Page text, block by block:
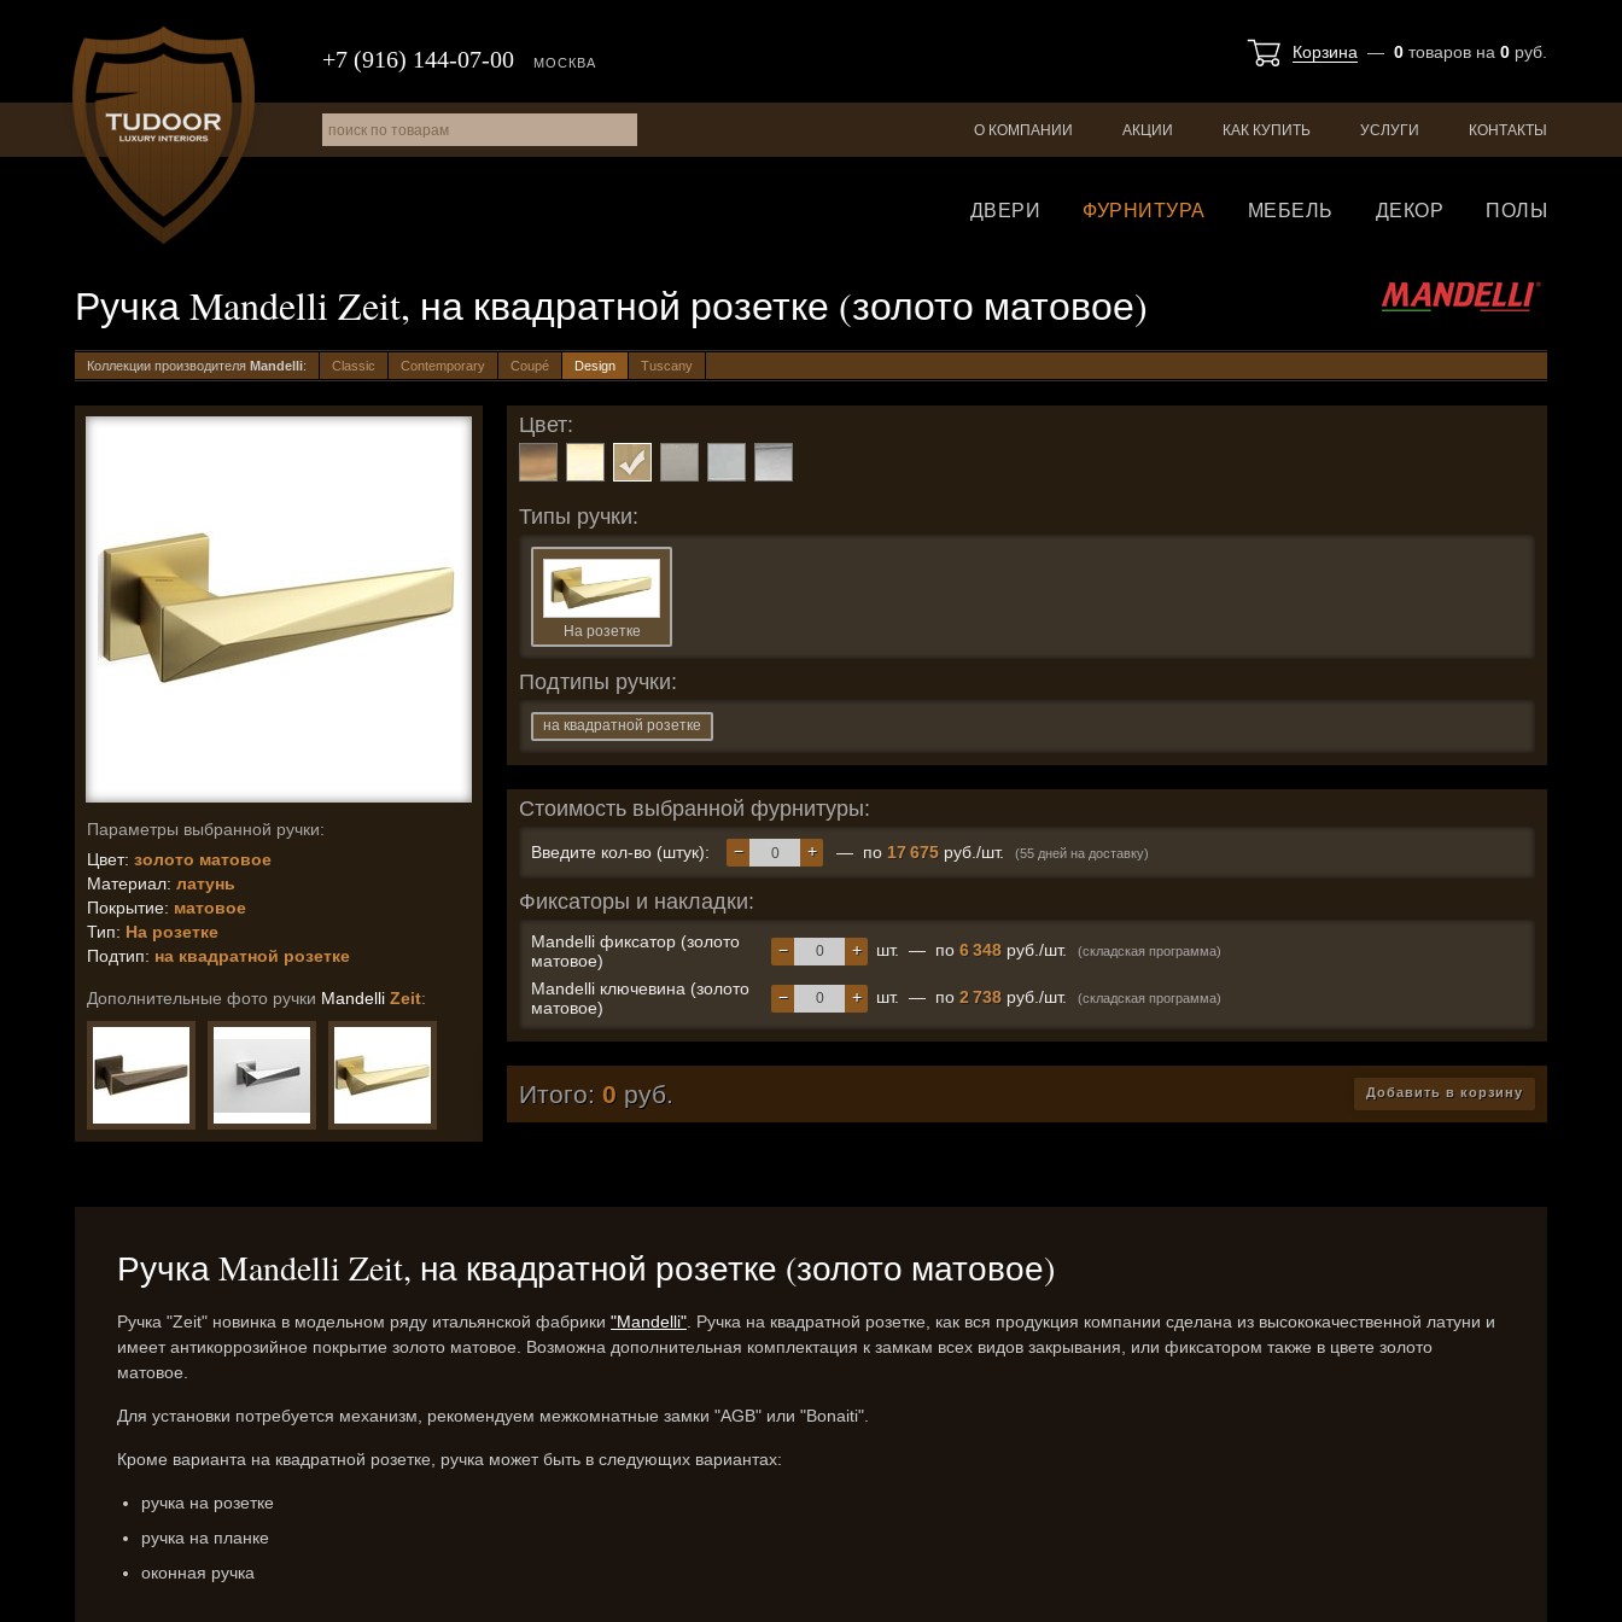
Корзина — 0 товаров на 0 руб.
+7 (916) 144-07-00 МОСКВА
О КОМПАНИИ АКЦИИ КАК КУПИТЬ УСЛУГИ КОНТАКТЫ
ДВЕРИ ФУРНИТУРА МЕБЕЛЬ ДЕКОР ПОЛЫ
Ручка Mandelli Zeit, на квадратной розетке (золото матовое)
Коллекции производителя Mandelli: Classic Contemporary Coupé Design Tuscany
Параметры выбранной ручки:
Цвет: золото матовое
Материал: латунь
Покрытие: матовое
Тип: На розетке
Подтип: на квадратной розетке
Дополнительные фото ручки Mandelli Zeit:
Цвет:
Типы ручки:
На розетке
Подтипы ручки:
на квадратной розетке
Стоимость выбранной фурнитуры:
Введите кол-во (штук): +
− — по 17 675 руб./шт. (55 дней на доставку)
Фиксаторы и накладки:
Mandelli фиксатор (золото
матовое)
+
− шт. — по 6 348 руб./шт. (складская программа)
Mandelli ключевина (золото
матовое)
+
− шт. — по 2 738 руб./шт. (складская программа)
Итого: 0 руб. Добавить в корзину
Ручка Mandelli Zeit, на квадратной розетке (золото матовое)
Ручка "Zeit" новинка в модельном ряду итальянской фабрики "Mandelli" . Ручка на квадратной розетке, как вся продукция компании сделана из высококачественной латуни и
имеет антикоррозийное покрытие золото матовое. Возможна дополнительная комплектация к замкам всех видов закрывания, или фиксатором также в цвете золото
матовое.
Для установки потребуется механизм, рекомендуем межкомнатные замки "AGB" или "Bonaiti".
Кроме варианта на квадратной розетке, ручка может быть в следующих вариантах:
ручка на розетке
ручка на планке
оконная ручка